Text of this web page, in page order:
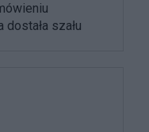
szału